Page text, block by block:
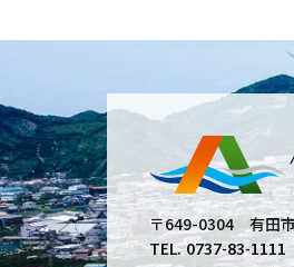
〒649-0304 有田
TEL. 0737-83-